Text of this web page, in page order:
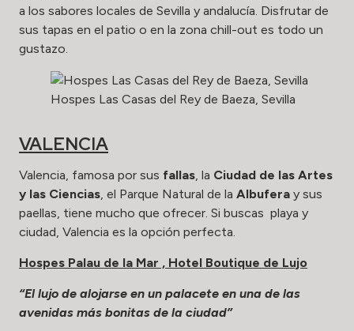
a los sabores locales de Sevilla y andalucía. Disfrutar de
sus tapas en el patio o en la zona chill-out es todo un
gustazo.
Hospes Las Casas del Rey de Baeza, Sevilla
VALENCIA
Valencia, famosa por sus fallas, la Ciudad de las Artes
y las Ciencias, el Parque Natural de la Albufera y sus
paellas, tiene mucho que ofrecer. Si buscas playa y
ciudad, Valencia es la opción perfecta.
Hospes Palau de la Mar , Hotel Boutique de Lujo
“El lujo de alojarse en un palacete en una de las
avenidas más bonitas de la ciudad”